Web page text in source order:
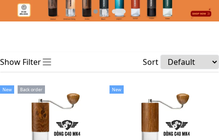
Show Filter Sort
New Back order New